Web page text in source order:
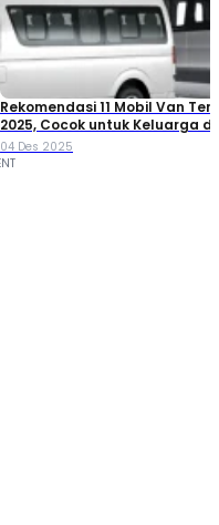
Rekomendasi 11 Mobil Van
2025, Cocok untuk Keluarga
Niaga!
04 Des 2025